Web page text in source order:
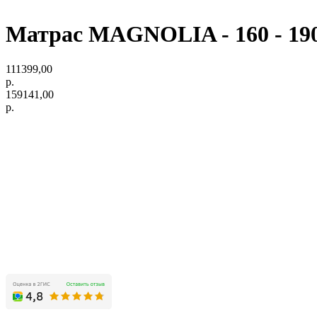
Матрас MAGNOLIA - 160 -
111399,00
р.
159141,00
р.